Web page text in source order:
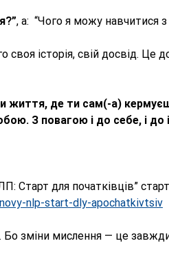
, а:  “Чого я можу навчитися з
своя історія, свій досвід. Це
життя, де ти сам(-а)
З повагою і до себе, і до
Старт для початківців”
nlp-start-dly-apochatkivtsiv
Бо зміни мислення — це